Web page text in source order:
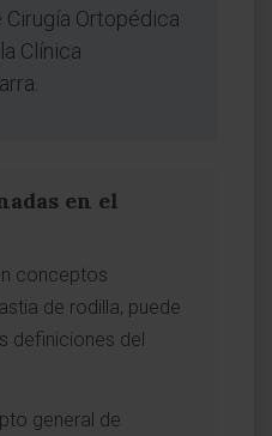
Ortopédica
Clínica
en el
conceptos
de rodilla, puede
definiciones del
general de